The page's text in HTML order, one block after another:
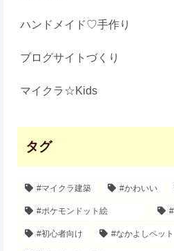
ハンドメイド♡手作り
ブログサイトづくり
マイクラ☆Kids
タグ
#マイクラ建築 #かわいい
#ポケモンドット絵
#初心者向け #なかよしペット